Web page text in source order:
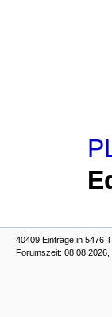
40409 Einträge in 5476
Forumszeit: